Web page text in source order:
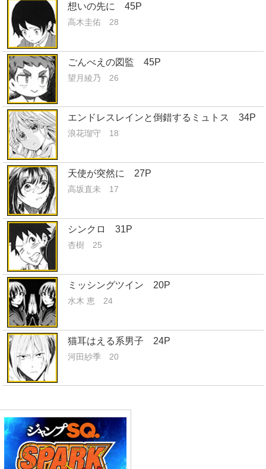
想いの先に 45P
高木圭佑 28
ごんべえの図監 45P
望月綾乃 26
エンドレスレインと倒錯するミュトス 34P
浪花瑠守 18
天使が突然に 27P
高坂直未 17
シンクロ 31P
杏樹 25
ミッシングツイン 20P
水木 恵 24
猫耳はえる系男子 24P
河田紗季 20